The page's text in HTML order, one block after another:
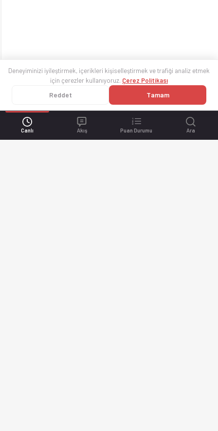
Canlı Akış Puan Durumu Ara
Deneyiminizi iyileştirmek, içerikleri kişiselleştirmek ve trafiği analiz etmek
için çerezler kullanıyoruz. Çerez Politikası
Reddet Tamam